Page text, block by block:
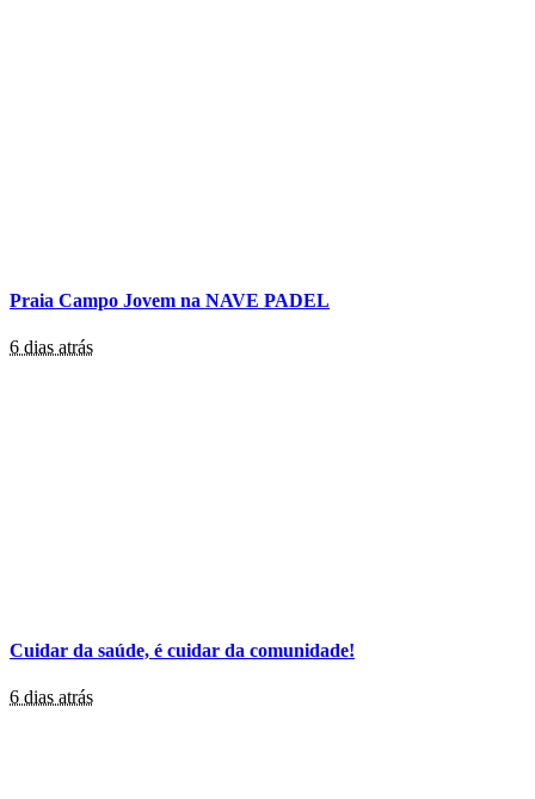
Praia Campo Jovem na NAVE PADEL
6 dias atrás
Cuidar da saúde, é cuidar da comunidade!
6 dias atrás